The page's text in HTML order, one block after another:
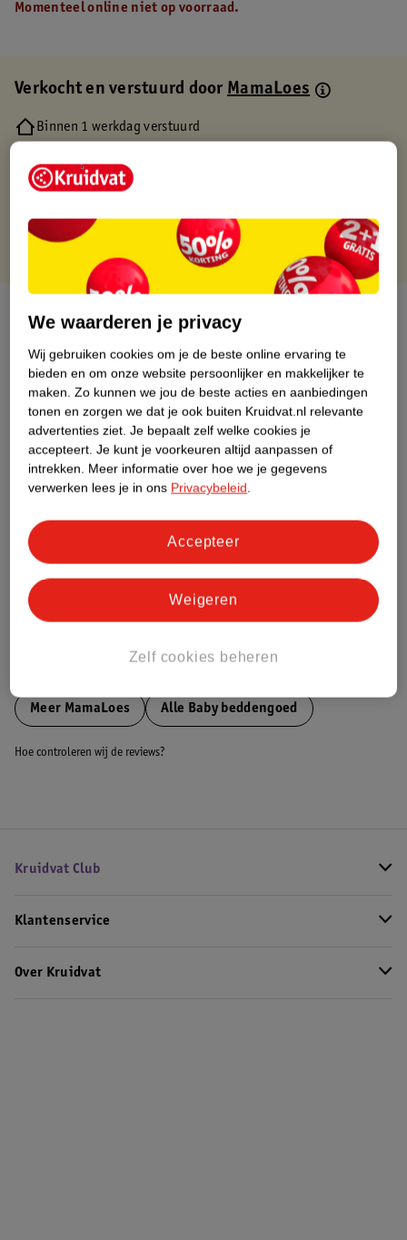
Momenteel online niet op voorraad.
Verkocht en verstuurd doorMamaLoes
Binnen 1 werkdag verstuurd
Gratis retourneren via verkooppartner.
Gratis punten met je Kruidvat kaart
Over dit product
Productinformatie
Etiketinformatie
Nature Impact Score
Dit product heeft (nog) geen Nature
Bestel & Bezorginformatie
Meer MamaLoes Alle Baby beddengoed
Hoe controleren wij de reviews?
Kruidvat Club
Klantenservice
Over Kruidvat
We waarderen je privacy
Wij gebruiken cookies om je de beste online ervaring te
bieden en om onze website persoonlijker en makkelijker te
maken. Zo kunnen we jou de beste acties en aanbiedingen
tonen en zorgen we dat je ook buiten Kruidvat.nl relevante
advertenties ziet. Je bepaalt zelf welke cookies je
accepteert. Je kunt je voorkeuren altijd aanpassen of
intrekken. Meer informatie over hoe we je gegevens
verwerken lees je in ons Privacybeleid.
Zelf cookies beheren
Weigeren
Accepteer